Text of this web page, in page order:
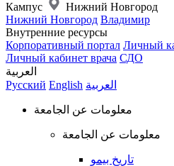
Кампус
Нижний Новгород
Нижний Новгород Владимир
Внутренние ресурсы
Корпоративный портал Личный
Личный кабинет врача СДО
العربية
Русский English العربية
معلومات عن الجامعة
معلومات عن الجامعة
تاريخ بيمو